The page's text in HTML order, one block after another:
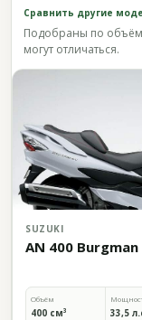
Сравнить другие
Подобраны по
могут отличаться.
SUZUKI
AN 400 Burgman
Объём
400 см³ 33,5